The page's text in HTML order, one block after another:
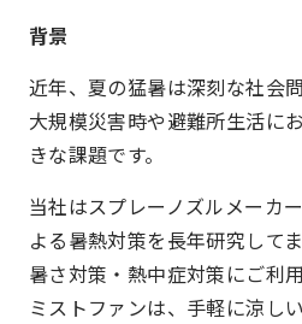
背景
近年、夏の猛暑は深刻な社会
大規模災害時や避難所生活に
きな課題です。
当社はスプレーノズルメーカ
よる暑熱対策を長年研究して
暑さ対策・熱中症対策にご利
ミストファンは、手軽に涼し